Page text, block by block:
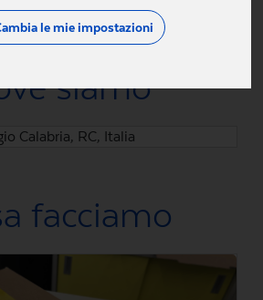
le mie impostazioni
siamo
Calabria, RC, Italia
facciamo